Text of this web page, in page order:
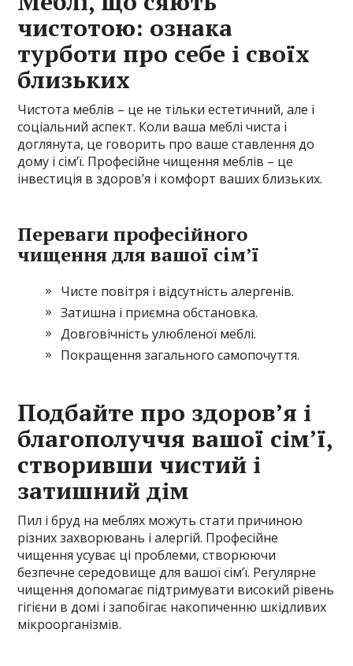
чистотою: ознака
турботи про себе і своїх
близьких
Чистота меблів – це не тільки естетичний, але і
соціальний аспект. Коли ваша меблі чиста і
доглянута, це говорить про ваше ставлення до
дому і сім’ї. Професійне чищення меблів – це
інвестиція в здоров’я і комфорт ваших близьких.
Переваги професійного
чищення для вашої сім’ї
Чисте повітря і відсутність алергенів.
Затишна і приємна обстановка.
Довговічність улюбленої меблі.
Покращення загального самопочуття.
Подбайте про здоров’я і
благополуччя вашої сім’ї,
створивши чистий і
затишний дім
Пил і бруд на меблях можуть стати причиною
різних захворювань і алергій. Професійне
чищення усуває ці проблеми, створюючи
безпечне середовище для вашої сім’ї. Регулярне
чищення допомагає підтримувати високий рівень
гігієни в домі і запобігає накопиченню шкідливих
мікроорганізмів.